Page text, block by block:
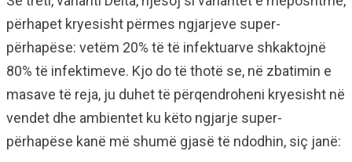
përhapet kryesisht përmes ngjarjeve super-
përhapëse: vetëm 20% të të infektuarve shkaktojnë
80% të infektimeve. Kjo do të thotë se, në zbatimin e
masave të reja, ju duhet të përqendroheni kryesisht në
vendet dhe ambientet ku këto ngjarje super-
përhapëse kanë më shumë gjasë të ndodhin, siç janë: